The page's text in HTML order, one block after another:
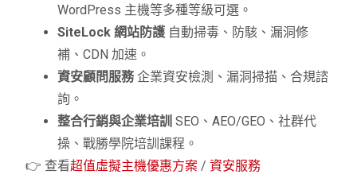
WordPress 主機等多種等級可選。
SiteLock 網站防護 自動掃毒、防駭、漏洞修
補、CDN 加速。
資安顧問服務 企業資安檢測、漏洞掃描、合規諮
詢。
整合行銷與企業培訓 SEO、AEO/GEO、社群代
操、戰勝學院培訓課程。
👉 查看超值虛擬主機優惠方案 /資安服務